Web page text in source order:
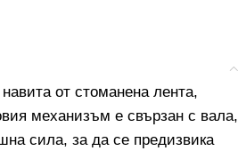
от стоманена лента,
механизъм е свързан с вала,
сила, за да се предизвика